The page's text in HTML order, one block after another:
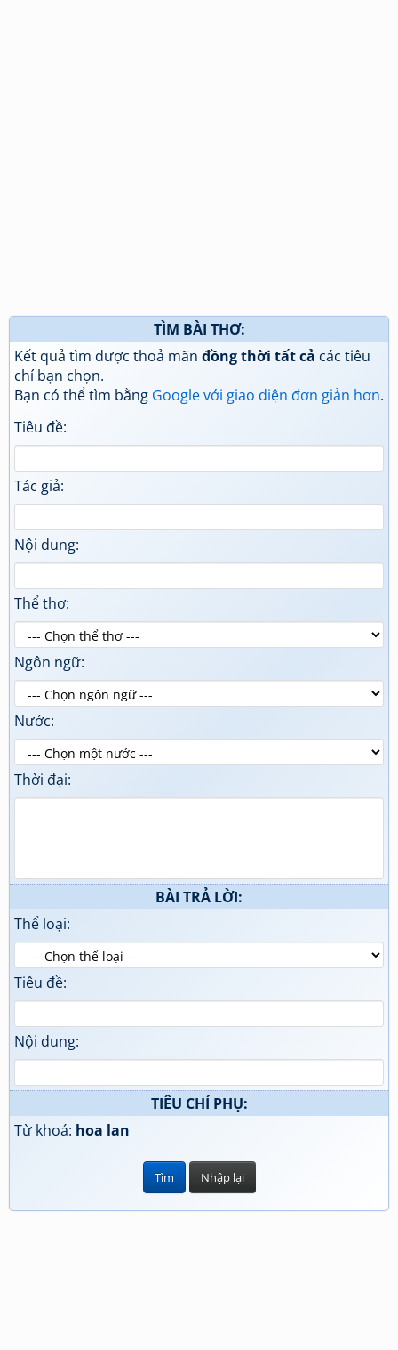
TÌM BÀI THƠ:
Kết quả tìm được thoả mãn đồng thời tất cả các tiêu
chí bạn chọn.
Bạn có thể tìm bằng Google với giao diện đơn giản hơn.
Tiêu đề:
Tác giả:
Nội dung:
Thể thơ:
Ngôn ngữ:
Nước:
Thời đại:
BÀI TRẢ LỜI:
Thể loại:
Tiêu đề:
Nội dung:
TIÊU CHÍ PHỤ:
Từ khoá: hoa lan